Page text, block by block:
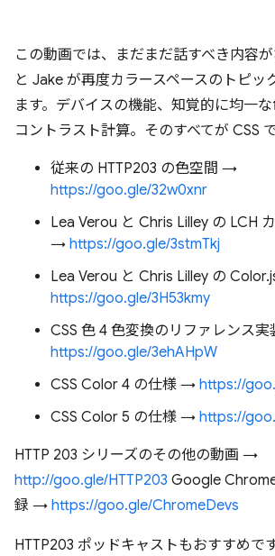
この動画では、まだまだ話すべき内容
と Jake が再度カラースペースのトピッ
ます。デバイスの機能、知覚的に均一な
コントラスト計算。そのすべてが CSS
従来の HTTP203 の色空間 →
https://goo.gle/32w0xnr
Lea Verou と Chris Lilley の LCH
→ https://goo.gle/3stmTkj
Lea Verou と Chris Lilley の
https://goo.gle/3H53kmy
CSS 色 4 色変換のリファレンス
https://goo.gle/3ehAHpW
CSS Color 4 の仕様 → https://
CSS Color 5 の仕様 → https://
HTTP 203 シリーズのその他の動画 →
http://goo.gle/HTTP203 Google
録 → https://goo.gle/ChromeDevs
HTTP203 ポッドキャストもおすすめ